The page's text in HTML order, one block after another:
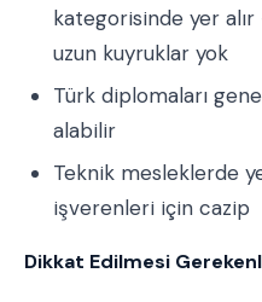
kategorisinde yer
uzun kuyruklar yok
Türk diplomaları
alabilir
Teknik mesleklerde
işverenleri için cazip
Dikkat Edilmesi